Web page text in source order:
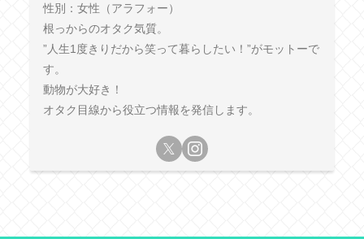
性別：女性（アラフォー）
根っからのオタク気質。
”人生1度きりだから笑って暮らしたい！”がモットーで
す。
動物が大好き！
オタク目線から役立つ情報を発信します。